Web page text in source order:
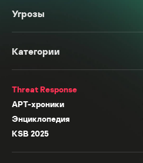
Угрозы
Категории
Threat Response
APT-хроники
Энциклопедия
KSB 2025